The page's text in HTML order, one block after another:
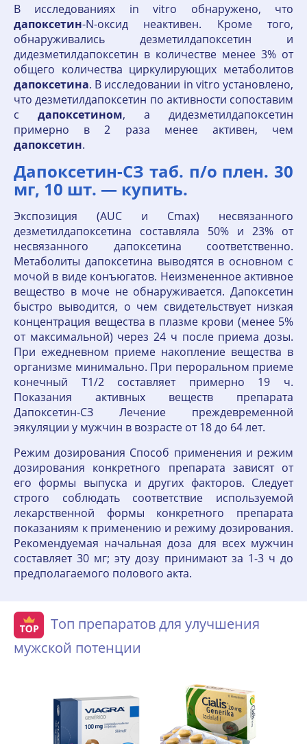
В исследованиях in vitro обнаружено, что
дапоксетин-N-оксид неактивен. Кроме того,
обнаруживались дезметилдапоксетин и
дидезметилдапоксетин в количестве менее 3% от
общего количества циркулирующих метаболитов
дапоксетина. В исследовании in vitro установлено,
что дезметилдапоксетин по активности сопоставим
с дапоксетином, а дидезметилдапоксетин
примерно в 2 раза менее активен, чем
дапоксетин.
Дапоксетин-СЗ таб. п/о плен. 30
мг, 10 шт. — купить.
Экспозиция (AUC и Cmax) несвязанного
дезметилдапоксетина составляла 50% и 23% от
несвязанного дапоксетина соответственно.
Метаболиты дапоксетина выводятся в основном с
мочой в виде конъюгатов. Неизмененное активное
вещество в моче не обнаруживается. Дапоксетин
быстро выводится, о чем свидетельствует низкая
концентрация вещества в плазме крови (менее 5%
от максимальной) через 24 ч после приема дозы.
При ежедневном приеме накопление вещества в
организме минимально. При пероральном приеме
конечный T1/2 составляет примерно 19 ч.
Показания активных веществ препарата
Дапоксетин-СЗ Лечение преждевременной
эякуляции у мужчин в возрасте от 18 до 64 лет.
Режим дозирования Способ применения и режим
дозирования конкретного препарата зависят от
его формы выпуска и других факторов. Следует
строго соблюдать соответствие используемой
лекарственной формы конкретного препарата
показаниям к применению и режиму дозирования.
Рекомендуемая начальная доза для всех мужчин
составляет 30 мг; эту дозу принимают за 1-3 ч до
предполагаемого полового акта.
Топ препаратов для улучшения
мужской потенции